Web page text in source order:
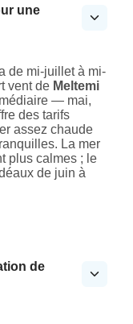
une
de mi-juillet à mi-
vent de Meltemi
— mai,
des tarifs
assez chaude
La mer
plus calmes ; le
de juin à
de